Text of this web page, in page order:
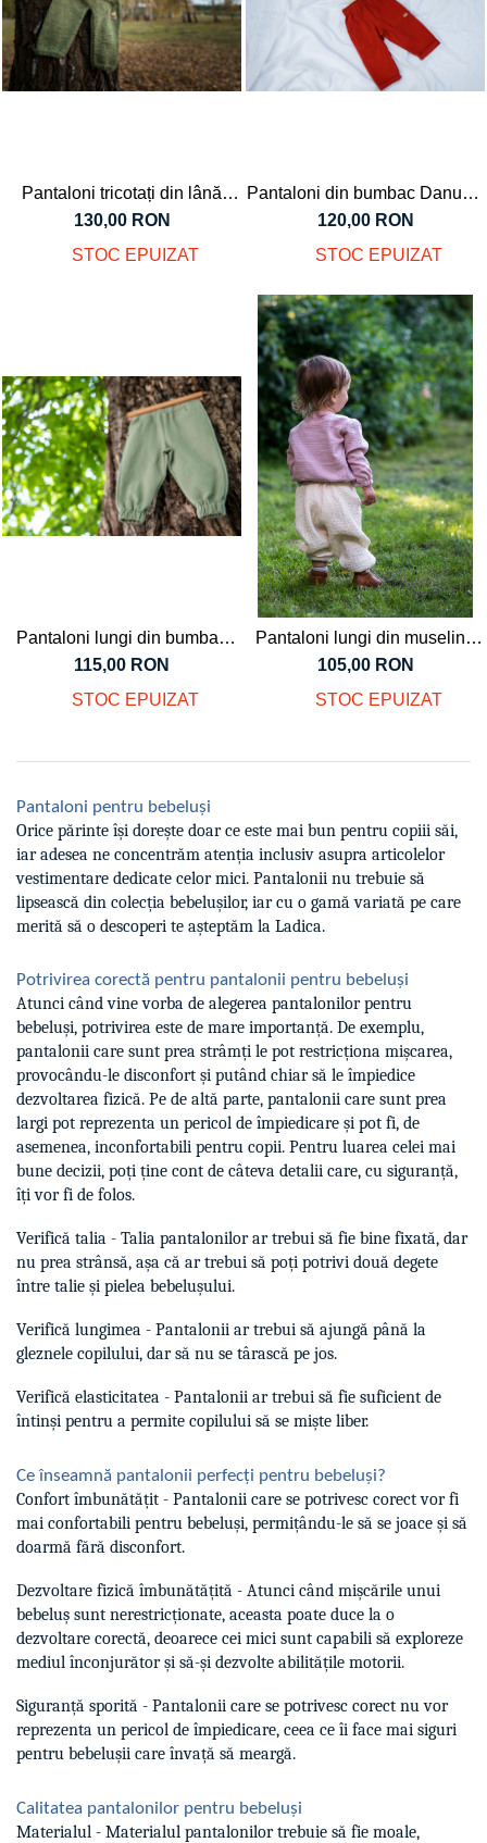
Veste
Tricouri
Veste
Pantaloni tricotați din lână
merinos verde, pentru
bebeluși, 12 luni
130,00 RON
STOC EPUIZAT
Pantaloni din bumbac Danubis
cărămiziu, pentru bebeluși și
copii
120,00 RON
STOC EPUIZAT
Pantaloni lungi din bumbac
Varvara verde, pentru bebeluși
115,00 RON
STOC EPUIZAT
Pantaloni lungi din muselină
natur de bumbac organic,
pentru bebeluși
105,00 RON
STOC EPUIZAT
Pantaloni pentru bebeluși
Orice părinte își dorește doar ce este mai bun pentru copiii săi,
iar adesea ne concentrăm atenția inclusiv asupra articolelor
vestimentare dedicate celor mici. Pantalonii nu trebuie să
lipsească din colecția bebelușilor, iar cu o gamă variată pe care
merită să o descoperi te așteptăm la Ladica.
Potrivirea corectă pentru pantalonii pentru bebeluși
Atunci când vine vorba de alegerea pantalonilor pentru
bebeluși, potrivirea este de mare importanță. De exemplu,
pantalonii care sunt prea strâmți le pot restricționa mișcarea,
provocându-le disconfort și putând chiar să le împiedice
dezvoltarea fizică. Pe de altă parte, pantalonii care sunt prea
largi pot reprezenta un pericol de împiedicare și pot fi, de
asemenea, inconfortabili pentru copii. Pentru luarea celei mai
bune decizii, poți ține cont de câteva detalii care, cu siguranță,
îți vor fi de folos.
Verifică talia - Talia pantalonilor ar trebui să fie bine fixată, dar
nu prea strânsă, așa că ar trebui să poți potrivi două degete
între talie și pielea bebelușului.
Verifică lungimea - Pantalonii ar trebui să ajungă până la
gleznele copilului, dar să nu se târască pe jos.
Verifică elasticitatea - Pantalonii ar trebui să fie suficient de
întinși pentru a permite copilului să se miște liber.
Ce înseamnă pantalonii perfecți pentru bebeluși?
Confort îmbunătățit - Pantalonii care se potrivesc corect vor fi
mai confortabili pentru bebeluși, permițându-le să se joace și să
doarmă fără disconfort.
Dezvoltare fizică îmbunătățită - Atunci când mișcările unui
bebeluș sunt nerestricționate, aceasta poate duce la o
dezvoltare corectă, deoarece cei mici sunt capabili să exploreze
mediul înconjurător și să-și dezvolte abilitățile motorii.
Siguranță sporită - Pantalonii care se potrivesc corect nu vor
reprezenta un pericol de împiedicare, ceea ce îi face mai siguri
pentru bebelușii care învață să meargă.
Calitatea pantalonilor pentru bebeluși
Materialul - Materialul pantalonilor trebuie să fie moale,